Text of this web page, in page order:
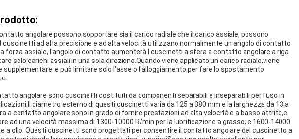
angolare possono sopportare sia il carico radiale che il carico assiale, possono
cuscinetti ad alta precisione e ad alta velocità utilizzano normalmente un angolo di contatto
forza assiale, l'angolo di contatto aumenterà.I cuscinetti a sfera a contatto angolare a riga
solo carichi assiali in una sola direzione.Quando viene applicato un carico radiale,viene
supplementare. e può limitare solo l'asse o l'alloggiamento per fare lo spostamento
angolare sono cuscinetti costituiti da componenti separabili e inseparabili per l'uso in
diametro esterno di questi cuscinetti varia da 125 a 380 mm e la larghezza da 13 a
a contatto angolare sono in grado di fornire prestazioni ad alta velocità e a basso attrito,e
ad una velocità massima di 1300-10000 R/min per la lubrificazione a grasso, e 1600-14000
a olio. Questi cuscinetti sono progettati per consentire il contatto angolare del cuscinetto a